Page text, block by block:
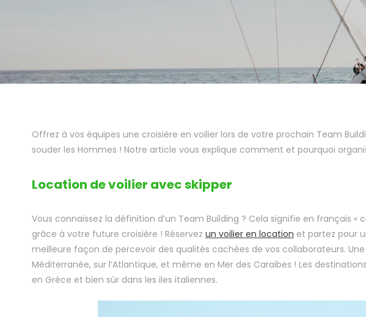
Offrez à vos équipes une croisière en voilier lors de votre prochain Team
souder les Hommes ! Notre article vous explique comment et pourquoi
Location de voilier avec skipper
Vous connaissez la définition d’un Team Building ? Cela signifie en français
grâce à votre future croisière ! Réservez un voilier en location et partez pour
meilleure façon de percevoir des qualités cachées de vos collaborateurs. Une
Méditerranée, sur l’Atlantique, et même en Mer des Caraïbes ! Les
en Grèce et bien sûr dans les iles italiennes.